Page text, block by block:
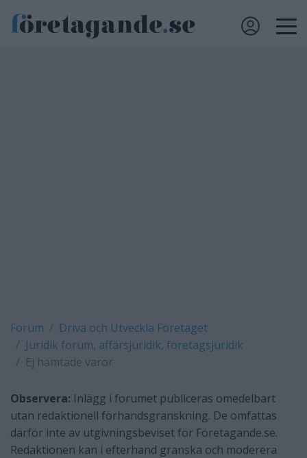
Forum
Driva och Utveckla Företaget
Juridik forum, affärsjuridik, företagsjuridik
Ej hämtade varor
Observera: Inlägg i forumet publiceras omedelbart
utan redaktionell förhandsgranskning. De omfattas
därför inte av utgivningsbeviset för Företagande.se.
Redaktionen kan i efterhand granska och moderera